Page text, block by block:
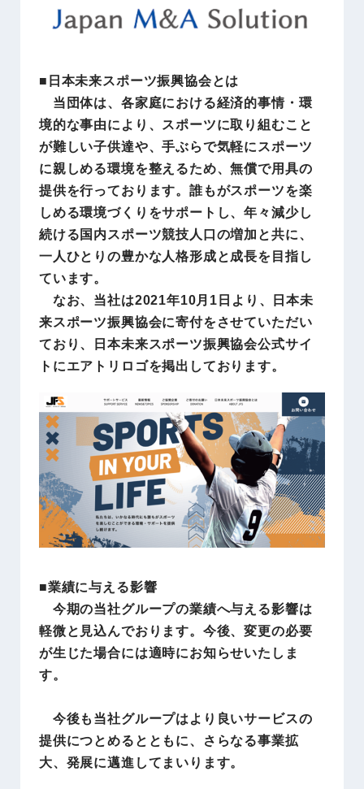
■日本未来スポーツ振興協会とは
当団体は、各家庭における経済的事情・環
境的な事由により、スポーツに取り組むこと
が難しい子供達や、手ぶらで気軽にスポーツ
に親しめる環境を整えるため、無償で用具の
提供を行っております。誰もがスポーツを楽
しめる環境づくりをサポートし、年々減少し
続ける国内スポーツ競技人口の増加と共に、
一人ひとりの豊かな人格形成と成長を目指し
ています。
なお、当社は2021年10月1日より、日本未
来スポーツ振興協会に寄付をさせていただい
ており、日本未来スポーツ振興協会公式サイ
トにエアトリロゴを掲出しております。
■業績に与える影響
今期の当社グループの業績へ与える影響は
軽微と見込んでおります。今後、変更の必要
が生じた場合には適時にお知らせいたしま
す。
今後も当社グループはより良いサービスの
提供につとめるとともに、さらなる事業拡
大、発展に邁進してまいります。